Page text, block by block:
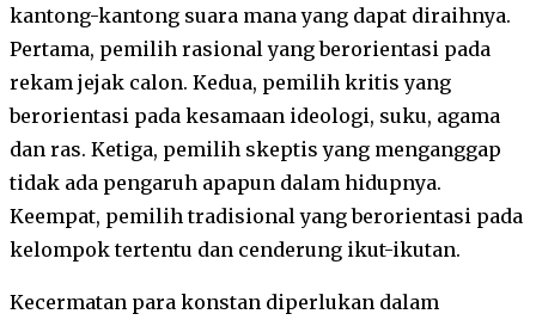
kantong-kantong suara mana yang dapat diraihnya.
Pertama, pemilih rasional yang berorientasi pada
rekam jejak calon. Kedua, pemilih kritis yang
berorientasi pada kesamaan ideologi, suku, agama
dan ras. Ketiga, pemilih skeptis yang menganggap
tidak ada pengaruh apapun dalam hidupnya.
Keempat, pemilih tradisional yang berorientasi pada
kelompok tertentu dan cenderung ikut-ikutan.
Kecermatan para konstan diperlukan dalam